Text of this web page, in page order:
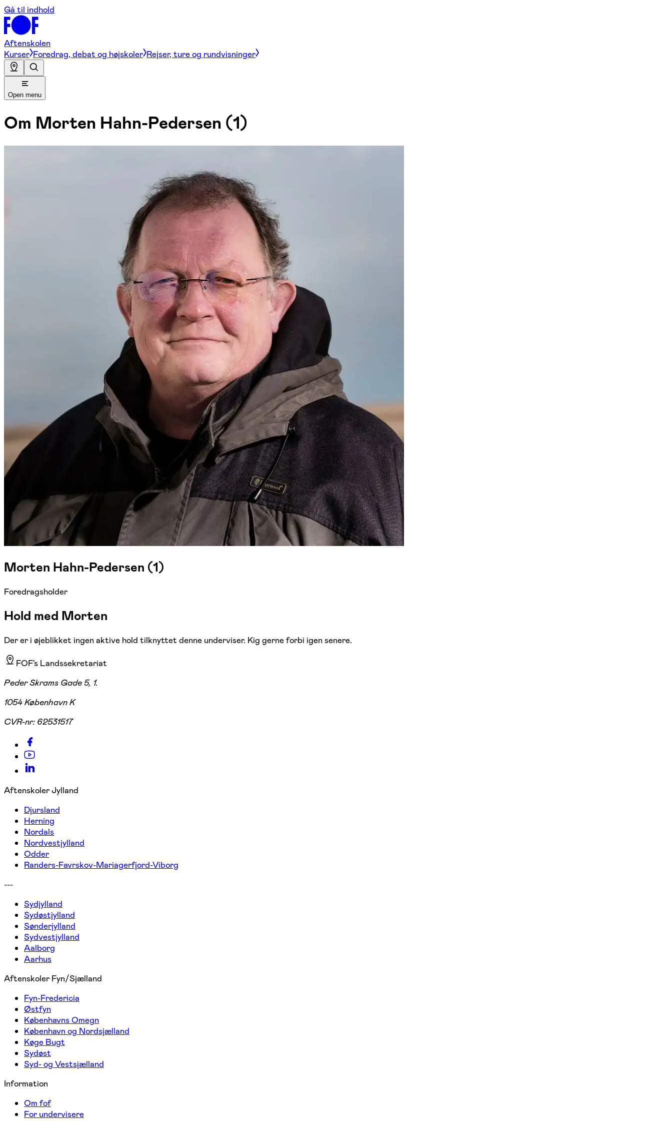
Gå til indhold
Aftenskolen
Kurser Foredrag, debat og højskoler Rejser, ture og rundvisninger
Open menu
Om Morten Hahn-Pedersen (1)
Morten Hahn-Pedersen (1)
Foredragsholder
Hold med Morten
Der er i øjeblikket ingen aktive hold tilknyttet denne underviser. Kig gerne forbi igen senere.
FOF's Landssekretariat
Peder Skrams Gade 5, 1.
1054 København K
CVR-nr: 62531517
Aftenskoler Jylland
Djursland
Herning
Nordals
Nordvestjylland
Odder
Randers-Favrskov-Mariagerfjord-Viborg
---
Sydjylland
Sydøstjylland
Sønderjylland
Sydvestjylland
Aalborg
Aarhus
Aftenskoler Fyn/Sjælland
Fyn-Fredericia
Østfyn
Københavns Omegn
København og Nordsjælland
Køge Bugt
Sydøst
Syd- og Vestsjælland
Information
Om fof
For undervisere